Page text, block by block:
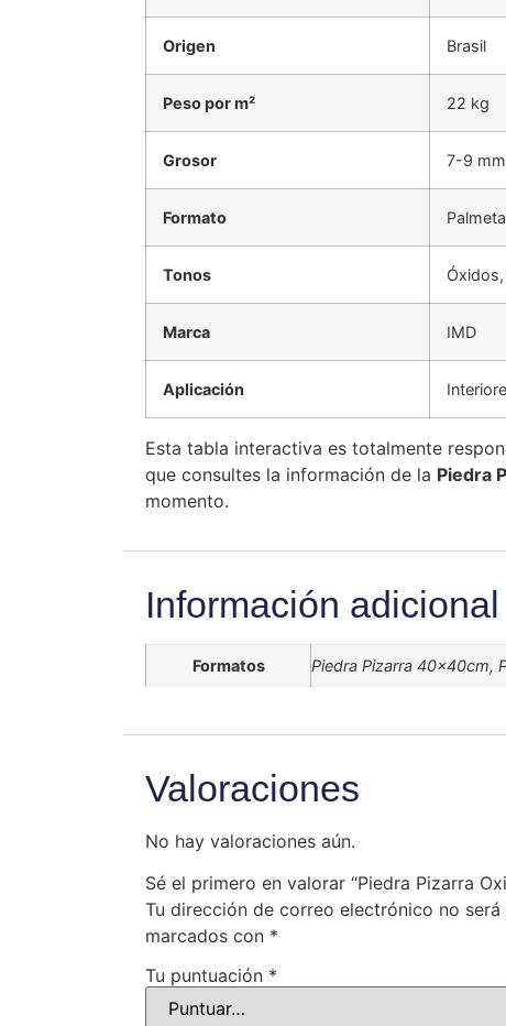
Origen Brasil
Peso por m² 22 kg
Grosor 7-9 mm
Formato
Tonos
Marca IMD
Aplicación
Esta tabla interactiva es totalmente
que consultes la información de la Piedra
momento.
Información adicional
Formatos Piedra Pizarra 40x40cm,
Valoraciones
No hay valoraciones aún.
Sé el primero en valorar “Piedra Pizarra
Tu dirección de correo electrónico no será
marcados con *
Tu puntuación *